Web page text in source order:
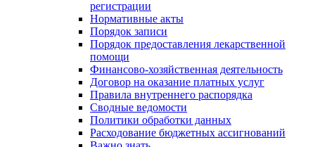
регистрации
Нормативные акты
Порядок записи
Порядок предоставления лекарственной
помощи
Финансово-хозяйственная деятельность
Договор на оказание платных услуг
Правила внутреннего распорядка
Сводные ведомости
Политики обработки данных
Расходование бюджетных ассигнований